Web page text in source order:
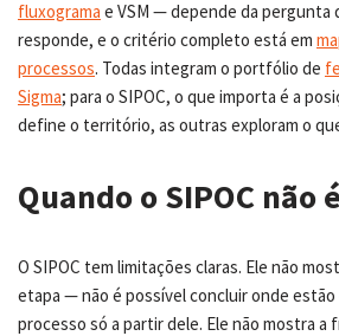
fluxograma e VSM — depende da pergunta
responde, e o critério completo está em
processos. Todas integram o portfólio de
Sigma; para o SIPOC, o que importa é a
define o território, as outras exploram o
Quando o SIPOC não
O SIPOC tem limitações claras. Ele não
etapa — não é possível concluir onde estão
processo só a partir dele. Ele não mostra a